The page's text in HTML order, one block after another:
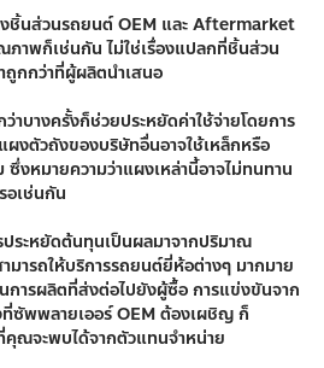
งชิ้นส่วนรถยนต์ OEM และ Aftermarket
าพก็เช่นกัน ไม่ใช่เรื่องแปลกที่ชิ้นส่วน
กกว่าที่ผู้ผลิตนำเสนอ
าบางครั้งก็ช่วยประหยัดค่าใช้จ่ายโดยการ
งตัวถังของบริษัทอื่นอาจใช้เหล็กหรือ
ซึ่งหมายความว่าแผงเหล่านี้อาจไม่ทนทาน
อเช่นกัน
ประหยัดต้นทุนเป็นผลมาจากปริมาณ
มารถให้บริการรถยนต์ยี่ห้อต่างๆ มากมาย
การผลิตที่ส่งต่อไปยังผู้ซื้อ การแข่งขันจาก
ที่ซัพพลายเออร์ OEM ต้องเผชิญ ก็
คุณจะพบได้จากตัวแทนจำหน่าย